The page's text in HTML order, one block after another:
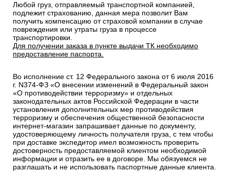
Любой груз, отправляемый транспортной компанией,
подлежит страхованию, данная мера позволит Вам
получить компенсацию от страховой компании в случае
повреждения или утраты груза в процессе
транспортировки.
Для получении заказа в пункте выдачи ТК необходимо
предоставление паспорта.
Во исполнение ст. 12 Федерального закона от 6 июля 2016
г. N374-ФЗ «О внесении изменений в Федеральный закон
«О противодействии терроризму» и отдельных
законодательных актов Российской Федерации в части
установления дополнительных мер противодействия
терроризму и обеспечения общественной безопасности
интернет-магазин запрашивает данные по документу,
удостоверяющему личность получателя груза, с тем чтобы
при доставке экспедитор имел возможность проверить
достоверность предоставляемой клиентом необходимой
информации и отразить ее в договоре. Мы обязуемся не
разглашать и не использовать паспортные данные клиента.